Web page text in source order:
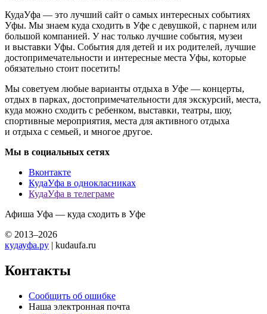
КудаУфа — это лучший сайт о самых интересных событиях
Уфы. Мы знаем куда сходить в Уфе с девушкой, с парнем или
большой компанией. У нас только лучшие события, музеи
и выставки Уфы. События для детей и их родителей, лучшие
достопримечательности и интересные места Уфы, которые
обязательно стоит посетить!
Мы советуем любые варианты отдыха в Уфе — концерты,
отдых в парках, достопримечательности для экскурсий, места,
куда можно сходить с ребенком, выставки, театры, шоу,
спортивные мероприятия, места для активного отдыха
и отдыха с семьей, и многое другое.
Мы в социальных сетях
Вконтакте
КудаУфа в однокласниках
КудаУфа в телеграме
Афиша Уфа — куда сходить в Уфе
© 2013–2026
кудауфа.ру | kudaufa.ru
Контакты
Сообщить об ошибке
Наша электронная почта